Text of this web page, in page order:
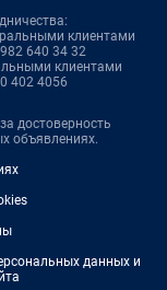
клиентами
640 34 32
клиентами
402 4056
достоверность
объявлениях.
данных и